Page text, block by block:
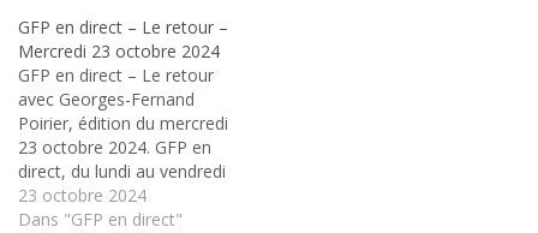
de 16h à 18h
GFP en direct – Le retour –
Mercredi 23 octobre 2024
GFP en direct – Le retour
avec Georges-Fernand
Poirier, édition du mercredi
23 octobre 2024. GFP en
direct, du lundi au vendredi
sur Radio Fiat+⁄-Lux, en
formule express le matin
23 octobre 2024
Dans "GFP en direct"